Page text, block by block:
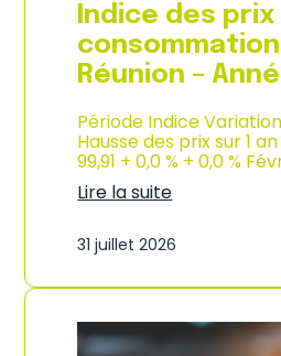
2
0
2
6
Indice des prix
consommation
Réunion –
Période Indice
Hausse des prix sur 1
99,91 + 0,0 % + 0,0 %
Lire la suite
n
i
e
31 juillet 2026